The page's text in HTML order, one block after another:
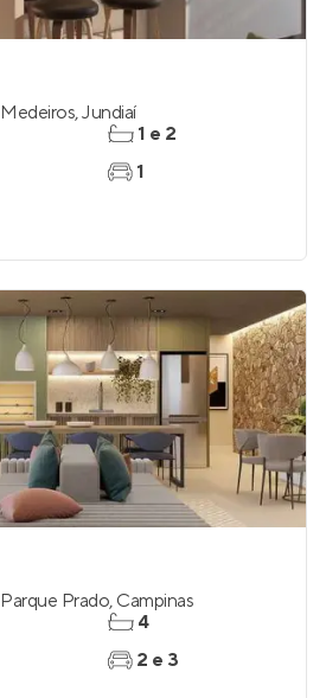
Medeiros,Jundiaí
1 e 2
1
Parque Prado, Campinas
4
2 e 3